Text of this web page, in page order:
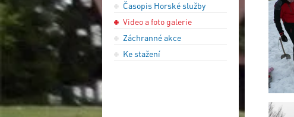
Časopis Horské služby
Video a foto galerie
Záchranné akce
Ke stažení